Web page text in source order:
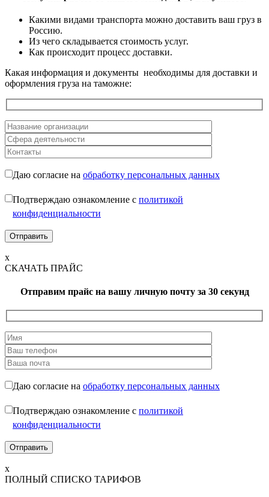
Какими видами транспорта можно доставить ваш груз в
Россию.
Из чего складывается стоимость услуг.
Как происходит процесс доставки.
Какая информация и документы необходимы для доставки и
оформления груза на таможне:
Даю согласие на обработку персональных данных
Подтверждаю ознакомление с политикой
конфиденциальности
x
СКАЧАТЬ ПРАЙС
Отправим прайс на вашу личную почту за 30 секунд
Даю согласие на обработку персональных данных
Подтверждаю ознакомление с политикой
конфиденциальности
x
ПОЛНЫЙ СПИСКО ТАРИФОВ